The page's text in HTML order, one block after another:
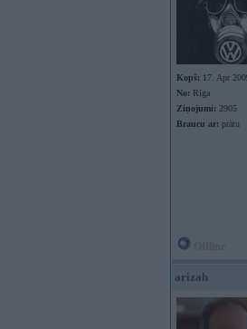
Kopš: 17. Apr
No: Rīga
Ziņojumi: 2905
Braucu ar: prātu
arizah